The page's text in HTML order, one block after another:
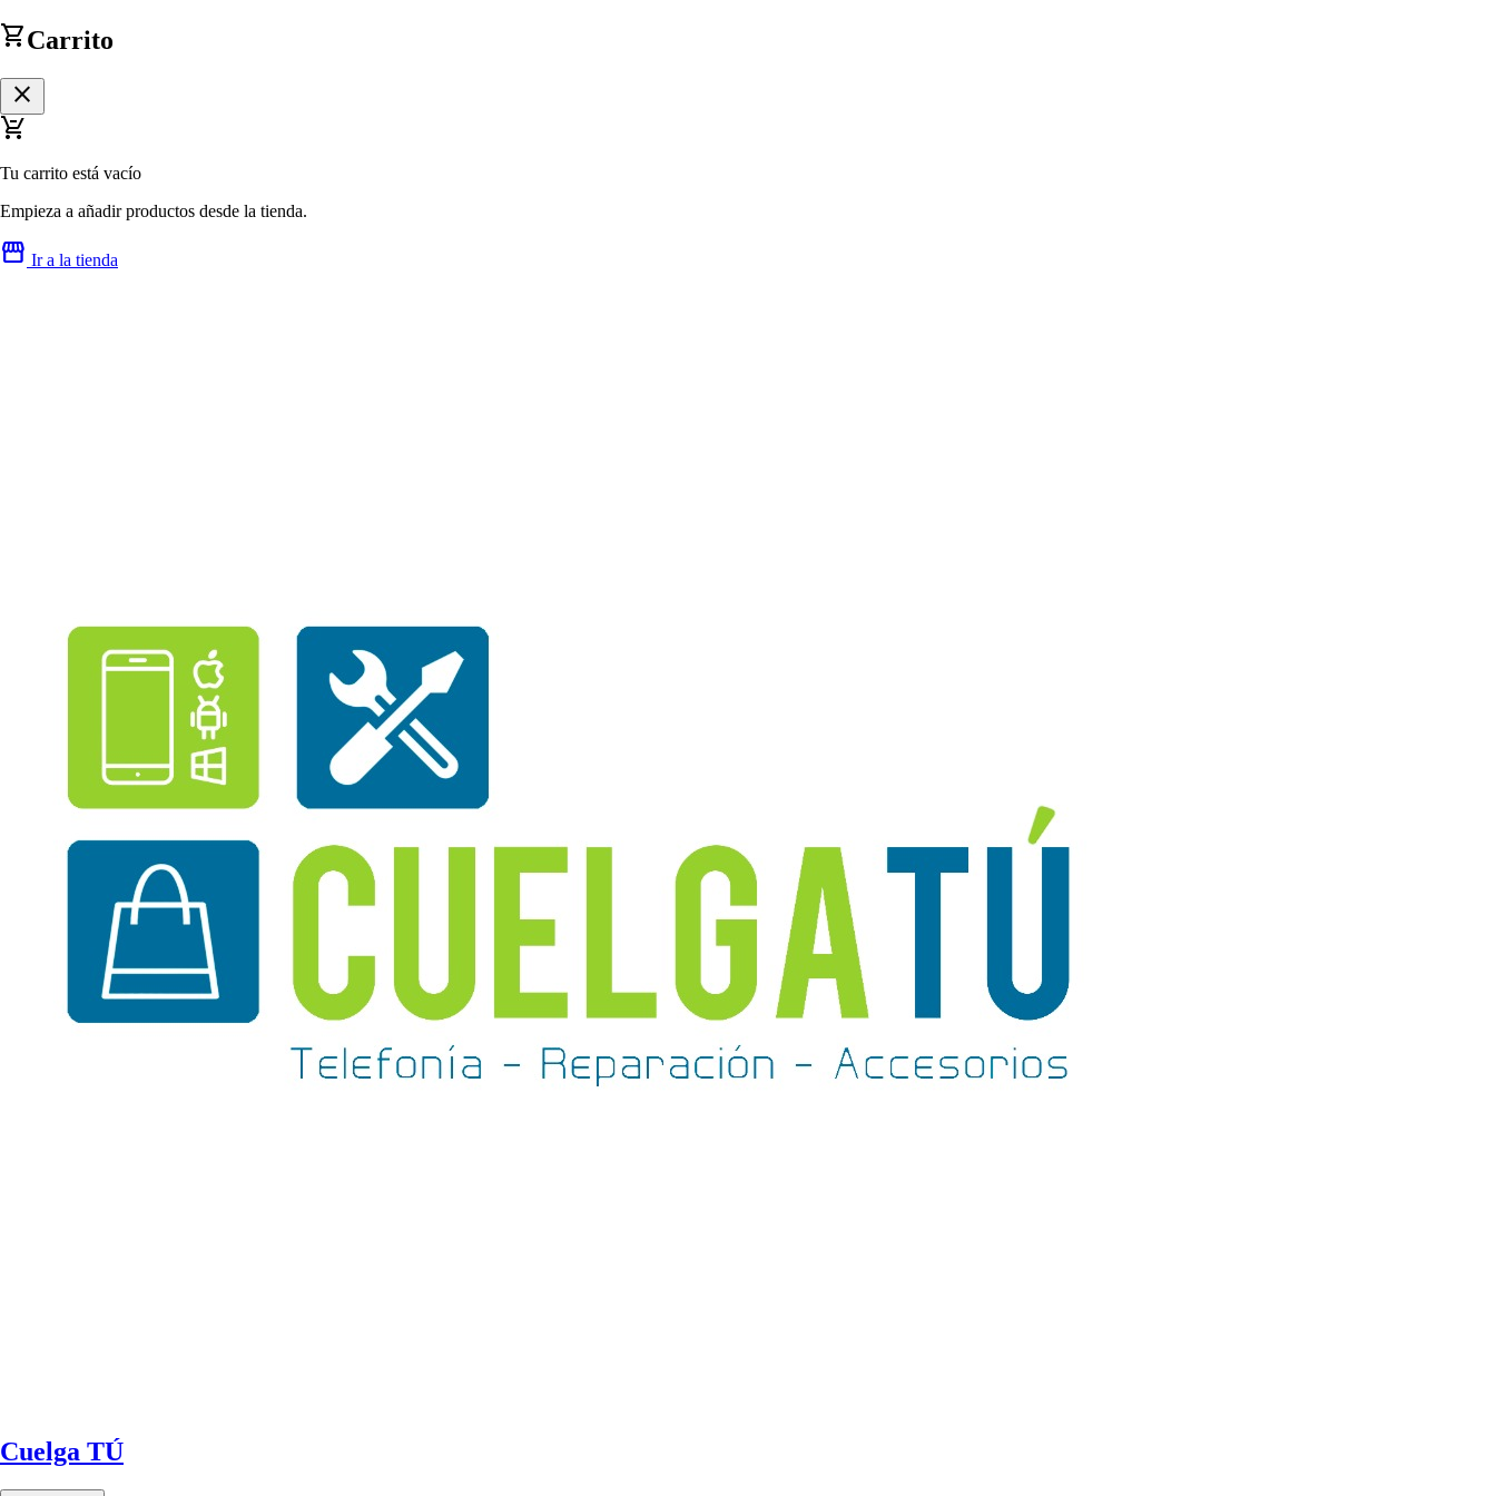
shopping_cartCarrito
close
remove_shopping_cart
Tu carrito está vacío
Empieza a añadir productos desde la tienda.
storefront Ir a la tienda
Cuelga TÚ